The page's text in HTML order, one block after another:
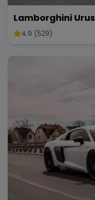
Lamborghini Urus
4.9 (529)